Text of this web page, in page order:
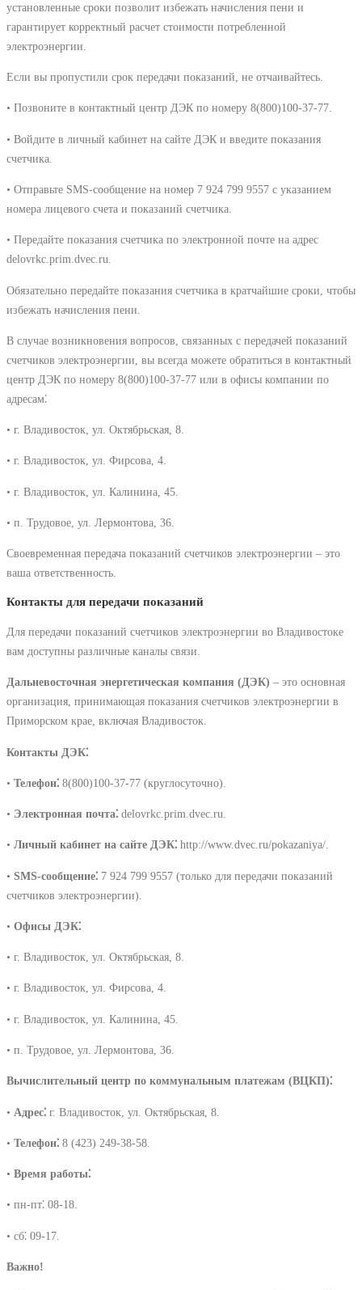
установленные сроки позволит избежать начисления пени и
гарантирует корректный расчет стоимости потребленной
электроэнергии.
Если вы пропустили срок передачи показаний, не отчаивайтесь.
• Позвоните в контактный центр ДЭК по номеру 8(800)100-37-77.
• Войдите в личный кабинет на сайте ДЭК и введите показания
счетчика.
• Отправьте SMS-сообщение на номер 7 924 799 9557 с указанием
номера лицевого счета и показаний счетчика.
• Передайте показания счетчика по электронной почте на адрес
delovrkc.prim.dvec.ru.
Обязательно передайте показания счетчика в кратчайшие сроки, чтобы
избежать начисления пени.
В случае возникновения вопросов, связанных с передачей показаний
счетчиков электроэнергии, вы всегда можете обратиться в контактный
центр ДЭК по номеру 8(800)100-37-77 или в офисы компании по
адресам⁚
• г. Владивосток, ул. Октябрьская, 8.
• г. Владивосток, ул. Фирсова, 4.
• г. Владивосток, ул. Калинина, 45.
• п. Трудовое, ул. Лермонтова, 36.
Своевременная передача показаний счетчиков электроэнергии – это
ваша ответственность.
Контакты для передачи показаний
Для передачи показаний счетчиков электроэнергии во Владивостоке
вам доступны различные каналы связи.
Дальневосточная энергетическая компания (ДЭК) – это основная
организация, принимающая показания счетчиков электроэнергии в
Приморском крае, включая Владивосток.
Контакты ДЭК⁚
• Телефон⁚ 8(800)100-37-77 (круглосуточно).
• Электронная почта⁚ delovrkc.prim.dvec.ru.
• Личный кабинет на сайте ДЭК⁚ http://www.dvec.ru/pokazaniya/.
• SMS-сообщение⁚ 7 924 799 9557 (только для передачи показаний
счетчиков электроэнергии).
• Офисы ДЭК⁚
• г. Владивосток, ул. Октябрьская, 8.
• г. Владивосток, ул. Фирсова, 4.
• г. Владивосток, ул. Калинина, 45.
• п. Трудовое, ул. Лермонтова, 36.
Вычислительный центр по коммунальным платежам (ВЦКП)⁚
• Адрес⁚ г. Владивосток, ул. Октябрьская, 8.
• Телефон⁚ 8 (423) 249-38-58.
• Время работы⁚
• пн-пт⁚ 08-18.
• сб⁚ 09-17.
Важно!